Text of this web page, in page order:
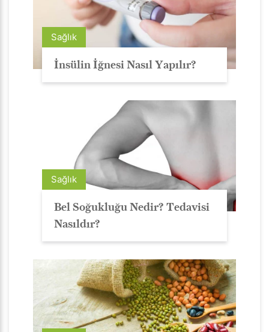
Sağlık
İnsülin İğnesi Nasıl Yapılır?
Sağlık
Bel Soğukluğu Nedir? Tedavisi
Nasıldır?